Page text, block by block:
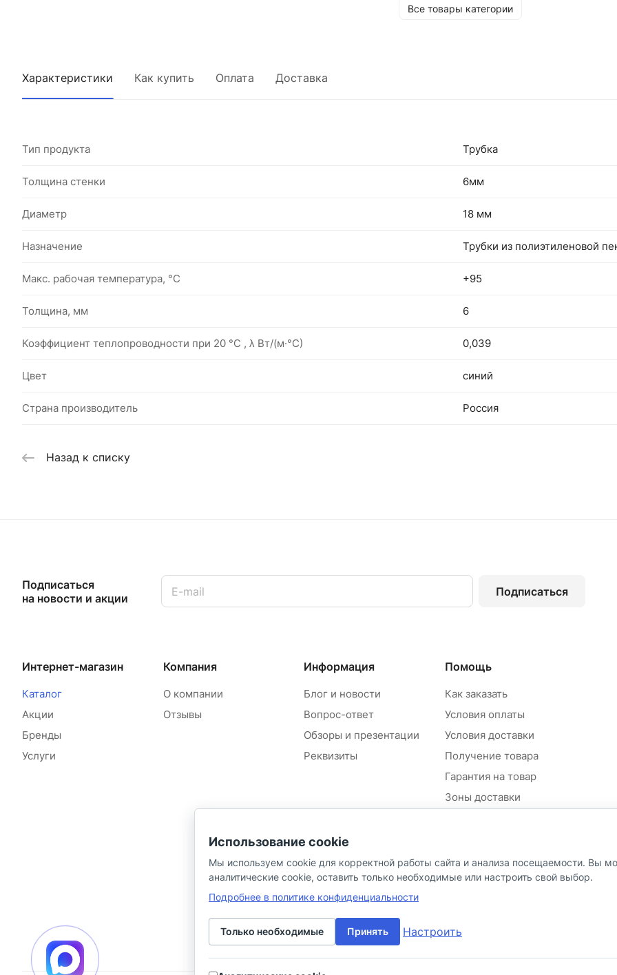
Все товары категории
Характеристики Как купить Оплата Доставка
Тип продукта Трубка
Толщина стенки 6мм
Диаметр 18 мм
Назначение Трубки из полиэтиленовой
Макс. рабочая температура, °C +95
Толщина, мм 6
Коэффициент теплопроводности при 20 °С , λ Вт/(м·°С) 0,039
Цвет синий
Страна производитель Россия
Назад к списку
Подписаться
на новости и акции
Подписаться
Интернет-магазин
Каталог
Акции
Бренды
Услуги
Компания
О компании
Отзывы
Информация
Блог и новости
Вопрос-ответ
Обзоры и презентации
Реквизиты
Помощь
Как заказать
Условия оплаты
Условия доставки
Получение товара
Гарантия на товар
Зоны доставки
Согласие на обработку
персональных данных
Использование cookie
Мы используем cookie для корректной работы сайта и анализа посещаемости. Вы
аналитические cookie, оставить только необходимые или настроить свой выбор.
Подробнее в политике конфиденциальности
Только необходимые Принять Настроить